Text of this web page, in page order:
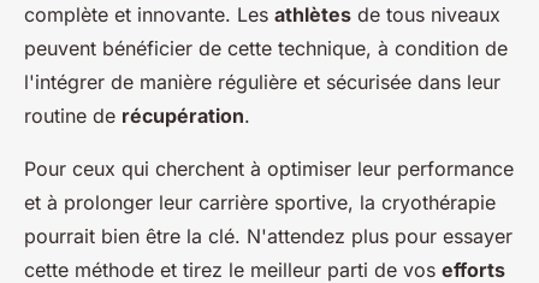
complète et innovante. Les athlètes de tous niveaux
peuvent bénéficier de cette technique, à condition de
l'intégrer de manière régulière et sécurisée dans leur
routine de récupération.
Pour ceux qui cherchent à optimiser leur performance
et à prolonger leur carrière sportive, la cryothérapie
pourrait bien être la clé. N'attendez plus pour essayer
cette méthode et tirez le meilleur parti de vos efforts